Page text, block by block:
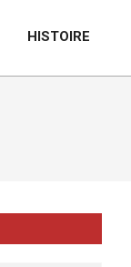
HISTOIRE